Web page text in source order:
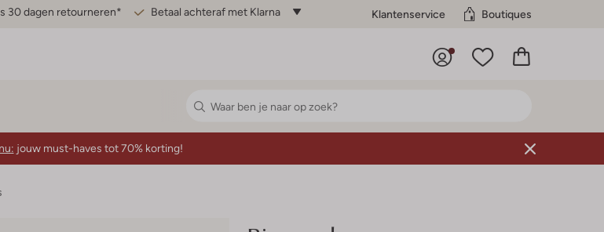
30 dagen retourneren* Betaal achteraf met Klarna Klantenservice Boutiques
jouw must-haves tot 70% korting!